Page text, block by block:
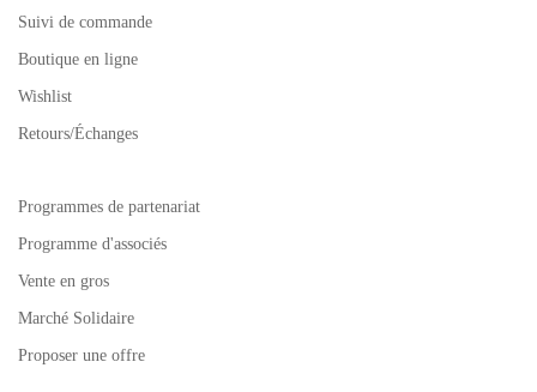
Suivi de commande
Boutique en ligne
Wishlist
Retours/Échanges
Programmes de partenariat
Programme d'associés
Vente en gros
Marché Solidaire
Proposer une offre